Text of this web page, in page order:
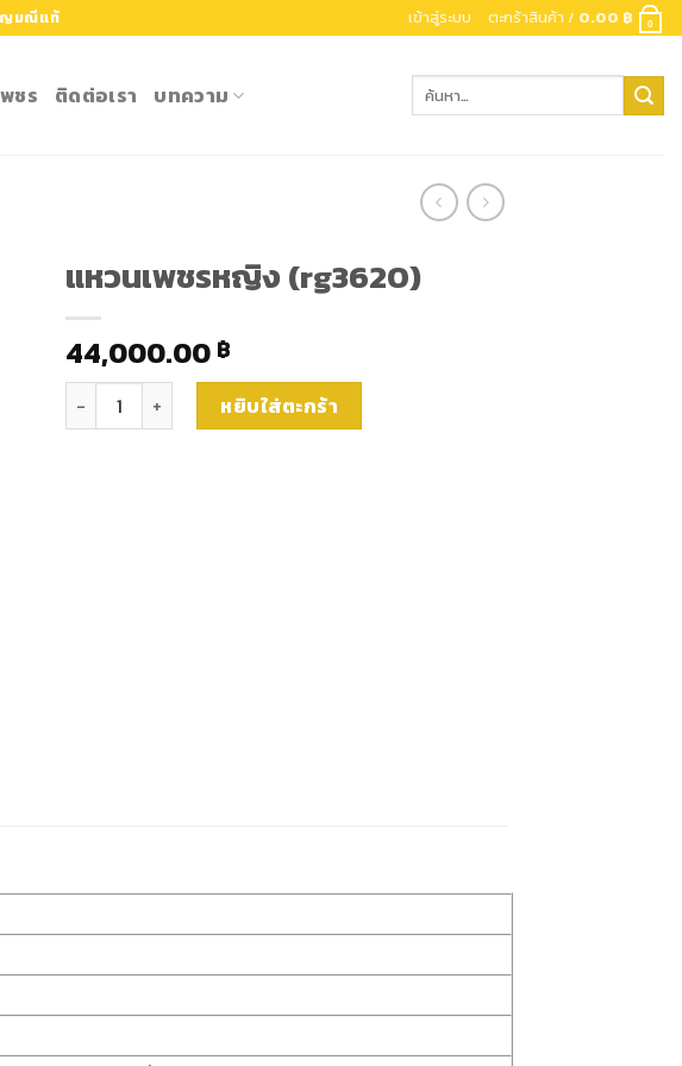
ญมณีแท้ เข้าสู่ระบบ ตะกร้าสินค้า / 0.00 ฿ 0
ชร ติดต่อเรา บทความ ค้นหา:
แหวนเพชรหญิง (rg3620)
44,000.00 ฿
จำนวน แหวนเพชรหญิง (rg3620) ชิ้น
หยิบใส่ตะกร้า